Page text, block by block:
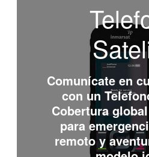
Comunícate en
con un
Cobertura
para
remoto y